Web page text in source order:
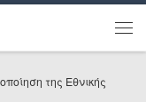
της Εθνικής